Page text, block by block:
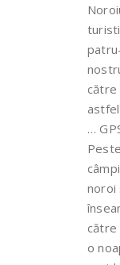
către
…
noroi
către
o